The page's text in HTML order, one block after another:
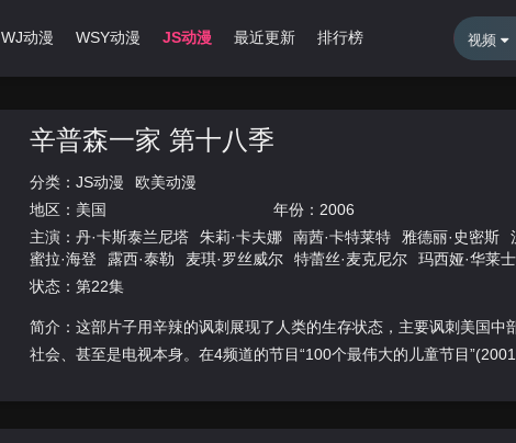
WJ动漫 WSY动漫 JS动漫 最近更新 排行榜 视频
辛普森一家 第十八季
分类： JS动漫
欧美动漫
地区： 美国 年份： 2006
主演： 丹·卡斯泰兰尼塔 朱莉·卡夫娜 南茜·卡特莱特 雅德丽·史密斯
蜜拉·海登
露西·泰勒 麦琪·罗丝威尔 特蕾丝·麦克尼尔 玛西娅·华莱士
纳
迈克尔·因佩里奥利
迈克尔·夏邦
乔纳森·弗兰岑 J·K·西蒙斯 戈尔·维达尔 汤姆·沃尔夫
纳·古尔
状态：第22集
简介：这部片子用辛辣的讽刺展现了人类的生存状态，主要讽刺美国中
社会、甚至是电视本身。在4频道的节目“100个最伟大的儿童节目